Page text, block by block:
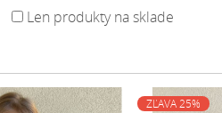
Len produkty na sklade
ZĽAVA 25%